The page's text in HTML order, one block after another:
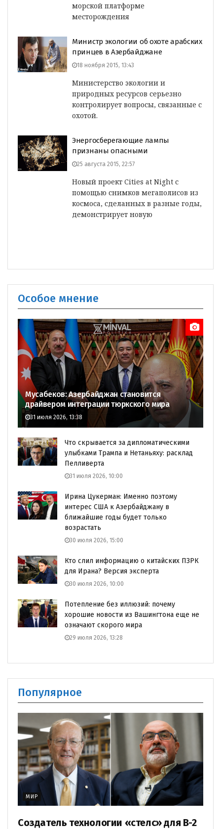
морской платформе
месторождения
Министр экологии об охоте арабских
принцев в Азербайджане
18 ноября 2015, 13:43
Министерство экологии и
природных ресурсов серьезно
контролирует вопросы, связанные с
охотой.
Энергосберегающие лампы
признаны опасными
25 августа 2015, 22:57
Новый проект Cities at Night с
помощью снимков мегаполисов из
космоса, сделанных в разные годы,
демонстрирует новую
Особое мнение
Мусабеков: Азербайджан становится
драйвером интеграции тюркского мира
31 июля 2026, 13:38
Что скрывается за дипломатическими
улыбками Трампа и Нетаньяху: расклад
Пелливерта
31 июля 2026, 10:00
Ирина Цукерман: Именно поэтому
интерес США к Азербайджану в
ближайшие годы будет только
возрастать
30 июля 2026, 15:00
Кто слил информацию о китайских ПЗРК
для Ирана? Версия эксперта
30 июля 2026, 10:00
Потепление без иллюзий: почему
хорошие новости из Вашингтона еще не
означают скорого мира
29 июля 2026, 13:28
Популярное
МИР
Создатель технологии «стелс» для B-2